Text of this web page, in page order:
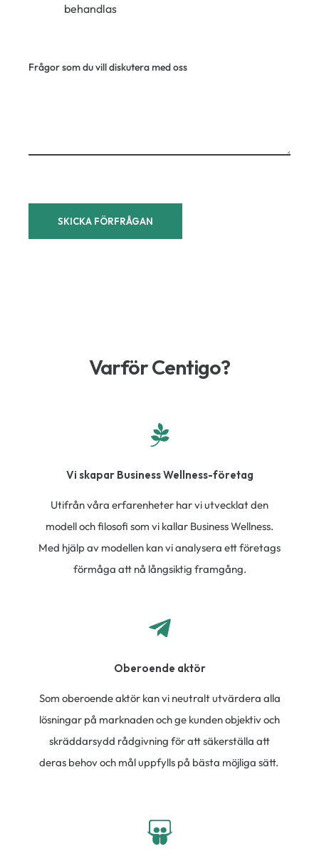
behandlas
Frågor som du vill diskutera med oss
Varför Centigo?
Vi skapar Business Wellness-företag
Utifrån våra erfarenheter har vi utvecklat den
modell och filosofi som vi kallar Business Wellness.
Med hjälp av modellen kan vi analysera ett företags
förmåga att nå långsiktig framgång.
Oberoende aktör
Som oberoende aktör kan vi neutralt utvärdera alla
lösningar på marknaden och ge kunden objektiv och
skräddarsydd rådgivning för att säkerställa att
deras behov och mål uppfylls på bästa möjliga sätt.